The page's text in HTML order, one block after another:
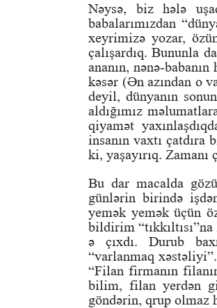
Nəysə, biz hələ
babalarımızdan
xeyrimizə yozar,
çalışardıq. Bununla
ananın, nənə-
kəsər (Ən azından o
deyil, dünyanın
aldığımız
qiyamət
insanın vaxtı
ki, yaşayırıq.
Bu dar macalda
günlərin birində
yemək yemək üçün
bildirim
ə çıxdı. Durub
“varlanmaq
“Filan firmanın
bilim, filan yerdən
göndərin, qrup olmaz